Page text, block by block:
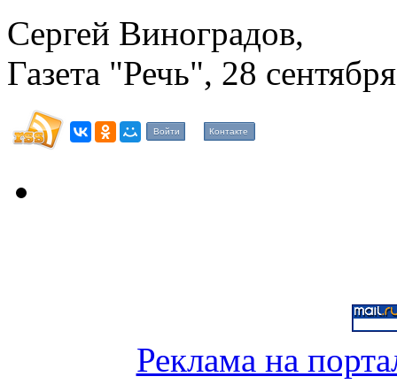
Сергей Виноградов,
Газета "Речь", 28
Войти Контакте
Реклама на